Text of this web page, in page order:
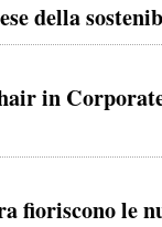
della
in
fioriscono le